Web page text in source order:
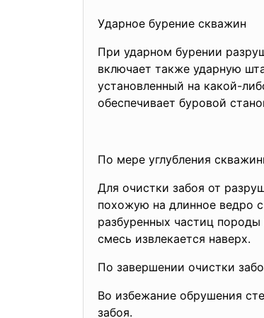
Ударное бурение скважин
При ударном бурении
включает также ударную
установленный на какой-
обеспечивает буровой
По мере углубления
Для очистки забоя от
похожую на длинное ведро
разбуренных частиц
смесь извлекается наверх.
По завершении очистки
Во избежание обрушения
забоя.